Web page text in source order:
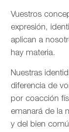
Vuestros
expresión,
aplican a
hay materia.
Nuestras
diferencia de
por coacción
emanará de la
y del bien